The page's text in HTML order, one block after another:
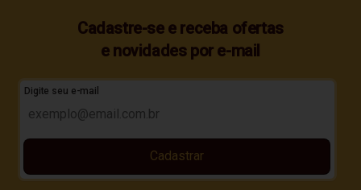
Cadastre-se e receba ofertas
e novidades por e-mail
Digite seu e-mail
Cadastrar